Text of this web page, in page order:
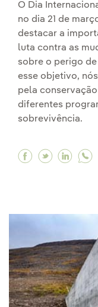
O Dia
no dia 21 de
destacar a
luta contra as
sobre o perigo
esse objetivo,
pela
diferentes
sobrevivência.
Facebook
Twitter